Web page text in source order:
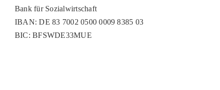
Bank für Sozialwirtschaft
IBAN: DE 83 7002 0500 0009 8385 03
BIC: BFSWDE33MUE